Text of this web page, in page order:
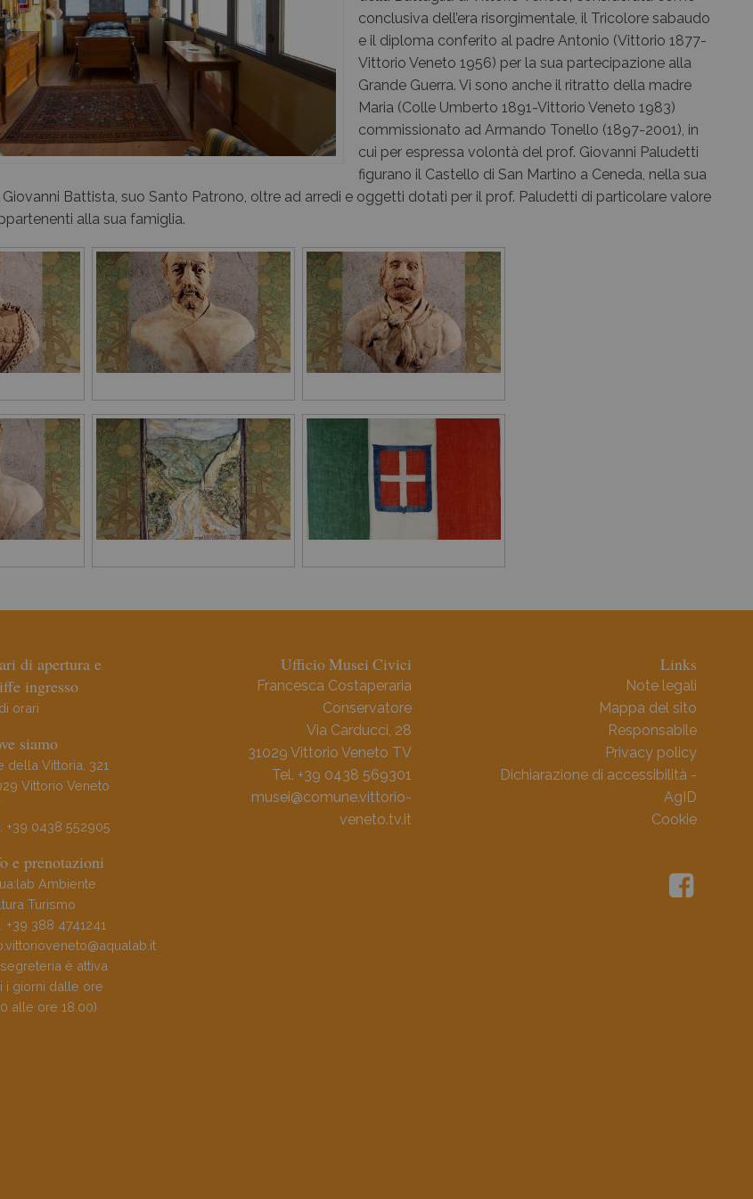
Murer per Vittorio Veneto
Co-ordinates
conclusiva dell’era risorgimentale, il Tricolore sabaudo
e il diploma conferito al padre Antonio (Vittorio 1877-
Vittorio Veneto 1956) per la sua partecipazione alla
Grande Guerra. Vi sono anche il ritratto della madre
Maria (Colle Umberto 1891-Vittorio Veneto 1983)
commissionato ad Armando Tonello (1897-2001), in
cui per espressa volontà del prof. Giovanni Paludetti
figurano il Castello di San Martino a Ceneda, nella sua
Battista, suo Santo Patrono, oltre ad arredi e oggetti dotati per il prof. Paludetti di particolare valore
alla sua famiglia.
di apertura e
ingresso
orari
siamo
della Vittoria, 321
Vittorio Veneto
+39 0438 552905
e prenotazioni
Ambiente
Turismo
+39 388 4741241
è attiva
i giorni dalle ore
alle ore 18.00)
Ufficio Musei Civici
Francesca Costaperaria
Conservatore
Via Carducci, 28
31029 Vittorio Veneto TV
Tel. +39 0438 569301
musei@comune.vittorio-
veneto.tv.it
Links
Note legali
Mappa del sito
Responsabile
Privacy policy
Dichiarazione di accessibilità -
AgID
Cookie